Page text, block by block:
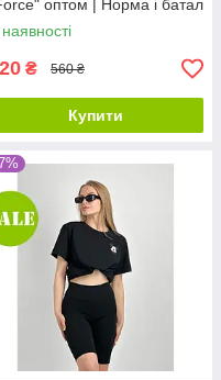
оптом | Норма і батал
моделі
₴ 560 ₴
Купити